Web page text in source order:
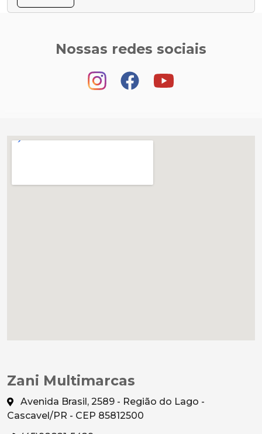
Nossas redes sociais
Zani Multimarcas
Avenida Brasil, 2589 - Região do Lago -
Cascavel/PR - CEP 85812500